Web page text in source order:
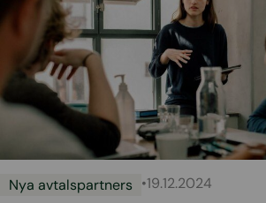
Nya avtalspartners •19.12.2024